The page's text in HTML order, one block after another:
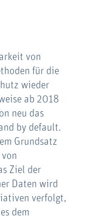
von
für die
wieder
ab 2018
neu das
by default.
Grundsatz
Ziel der
Daten wird
verfolgt,
dem